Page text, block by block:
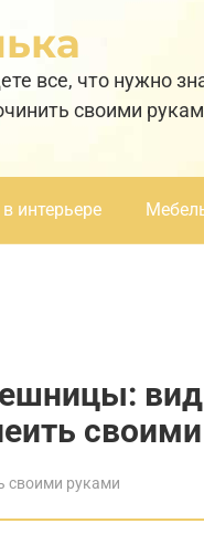
все, что нужно
своими
интерьере
своими руками